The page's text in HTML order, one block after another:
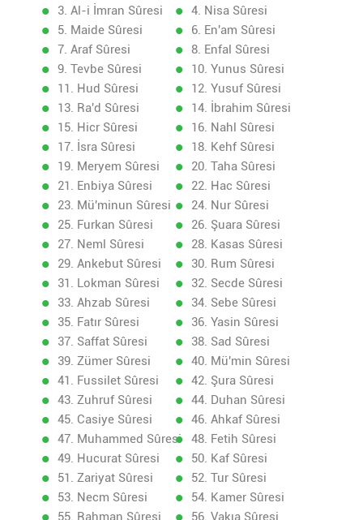
3. Al-i İmran Sûresi
4. Nisa Sûresi
5. Maide Sûresi
6. En'am Sûresi
7. Araf Sûresi
8. Enfal Sûresi
9. Tevbe Sûresi
10. Yunus Sûresi
11. Hud Sûresi
12. Yusuf Sûresi
13. Ra'd Sûresi
14. İbrahim Sûresi
15. Hicr Sûresi
16. Nahl Sûresi
17. İsra Sûresi
18. Kehf Sûresi
19. Meryem Sûresi
20. Taha Sûresi
21. Enbiya Sûresi
22. Hac Sûresi
23. Mü'minun Sûresi
24. Nur Sûresi
25. Furkan Sûresi
26. Şuara Sûresi
27. Neml Sûresi
28. Kasas Sûresi
29. Ankebut Sûresi
30. Rum Sûresi
31. Lokman Sûresi
32. Secde Sûresi
33. Ahzab Sûresi
34. Sebe Sûresi
35. Fatır Sûresi
36. Yasin Sûresi
37. Saffat Sûresi
38. Sad Sûresi
39. Zümer Sûresi
40. Mü'min Sûresi
41. Fussilet Sûresi
42. Şura Sûresi
43. Zuhruf Sûresi
44. Duhan Sûresi
45. Casiye Sûresi
46. Ahkaf Sûresi
47. Muhammed Sûresi
48. Fetih Sûresi
49. Hucurat Sûresi
50. Kaf Sûresi
51. Zariyat Sûresi
52. Tur Sûresi
53. Necm Sûresi
54. Kamer Sûresi